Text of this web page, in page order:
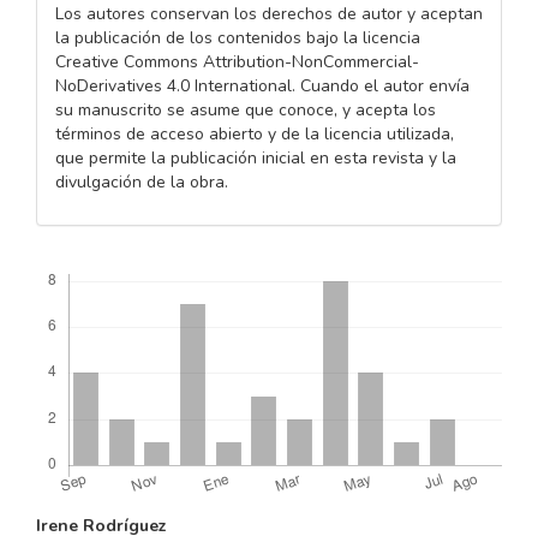
Los autores conservan los derechos de autor y aceptan
la publicación de los contenidos bajo la licencia
Creative Commons Attribution-NonCommercial-
NoDerivatives 4.0 International. Cuando el autor envía
su manuscrito se asume que conoce, y acepta los
términos de acceso abierto y de la licencia utilizada,
que permite la publicación inicial en esta revista y la
divulgación de la obra.
CONTENIDO
Irene Rodríguez